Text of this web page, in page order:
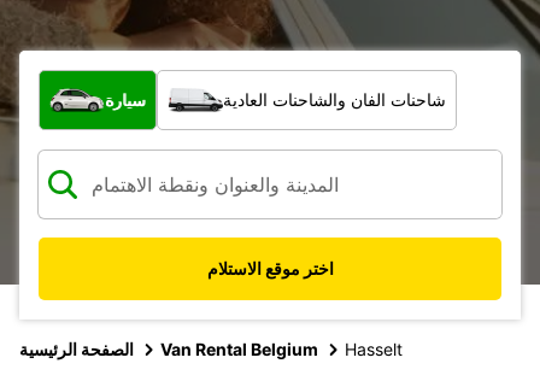
ما نوع المركبة؟
سيارة شاحنات الفان والشاحنات العادية
اختر موقع الاستلام
الصفحة الرئيسية Van Rental Belgium Hasselt